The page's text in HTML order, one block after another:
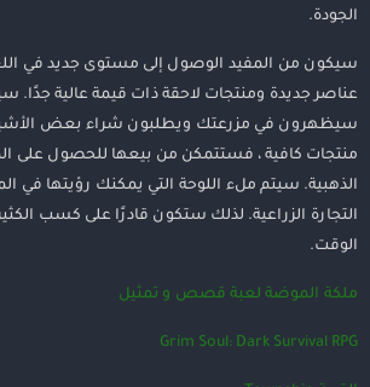
الجودة.
سيكون من المفيد الوصول إلى مستوى جديد في
عناصر جديدة ومنتجات لاحقة ذات قيمة عالية
سيظهرون في مزرعتك ويطلبون شراء بعض
منتجات كافية ، فستتمكن من بيعها للحصول على
الذهبية. سيتم ملء اللوحة التي يمكنك رؤيتها في
التجارة الزراعية. لذلك ستكون قادرًا على كسب
الوقت.
ملكة الموضة لعبة قصص و تمثيل
Grim Soul: Dark Survival RPG